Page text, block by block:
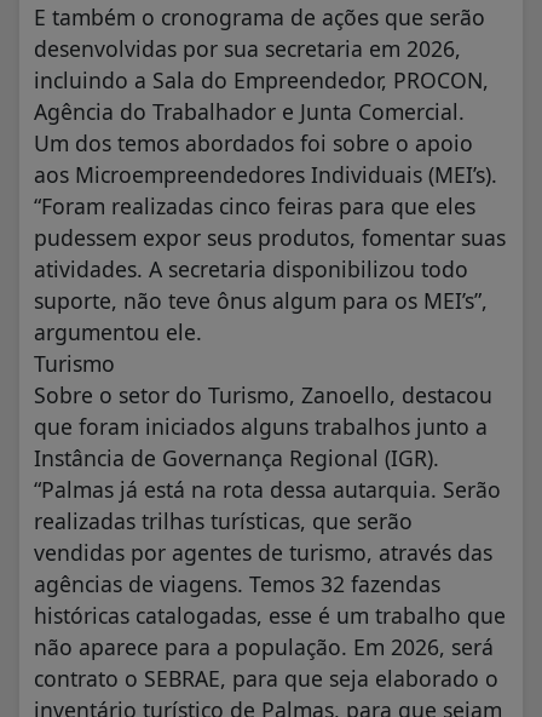
E também o cronograma de ações que serão
desenvolvidas por sua secretaria em 2026,
incluindo a Sala do Empreendedor, PROCON,
Agência do Trabalhador e Junta Comercial.
Um dos temos abordados foi sobre o apoio
aos Microempreendedores Individuais (MEI’s).
“Foram realizadas cinco feiras para que eles
pudessem expor seus produtos, fomentar suas
atividades. A secretaria disponibilizou todo
suporte, não teve ônus algum para os MEI’s”,
argumentou ele.
Turismo
Sobre o setor do Turismo, Zanoello, destacou
que foram iniciados alguns trabalhos junto a
Instância de Governança Regional (IGR).
“Palmas já está na rota dessa autarquia. Serão
realizadas trilhas turísticas, que serão
vendidas por agentes de turismo, através das
agências de viagens. Temos 32 fazendas
históricas catalogadas, esse é um trabalho que
não aparece para a população. Em 2026, será
contrato o SEBRAE, para que seja elaborado o
inventário turístico de Palmas, para que sejam